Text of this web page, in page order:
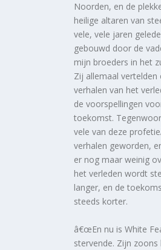
Noorden, en de
heilige altaren van
vele, vele jaren
gebouwd door de
mijn broeders in het
Zij allemaal vertelden
verhalen van het
de voorspellingen
toekomst.
vele van deze
verhalen geworden,
er nog maar weinig
het verleden wordt
langer, en de
steeds korter.
â€œEn nu is White
stervende. Zijn zoons